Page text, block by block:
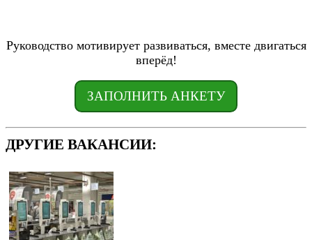
Руководство мотивирует развиваться, вместе двигаться
вперёд!
ЗАПОЛНИТЬ АНКЕТУ
ДРУГИЕ ВАКАНСИИ: